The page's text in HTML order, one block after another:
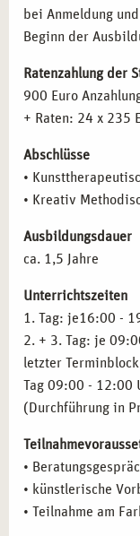
verschiedenen
BERUFLICHE
AUSBILDUNG
Absolventen der
haben vielfältige
Kunsttherapie
Demenzprävention
Praxen,Kliniken,
Seniorenheimen
ZIELGRUPPEN
Diese Ausbildung
künstlerischen
oderGrafikdesign
Sozialpädagogik,
Kunstpädagogik
FAZIT
Themen-
Therapeutische
in der Malerei
Kommunikation
Arbeit in der
Kreative
Psychopathologie
Klinische
Praxistraining,
Inhalte des
bei Anmeldung
Beginn der
Ratenzahlung der
900 Euro
+ Raten: 24 x 235
Abschlüsse
•
• Kreativ
Ausbildungsdauer
ca. 1,5 Jahre
Unterrichtszeiten
1. Tag: je16:00 -
2. + 3. Tag: je
letzter
Tag 09:00 - 12:00
(Durchführung in
•
• künstlerische
• Teilnahme am